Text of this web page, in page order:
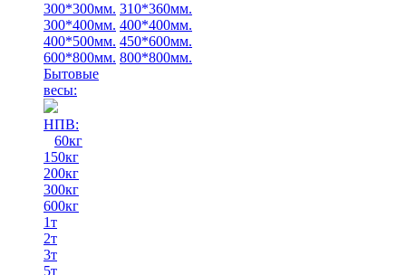
300*300мм. 310*360мм.
300*400мм. 400*400мм.
400*500мм. 450*600мм.
600*800мм. 800*800мм.
Бытовые
весы:
НПВ:
60кг
150кг
200кг
300кг
600кг
1т
2т
3т
5т